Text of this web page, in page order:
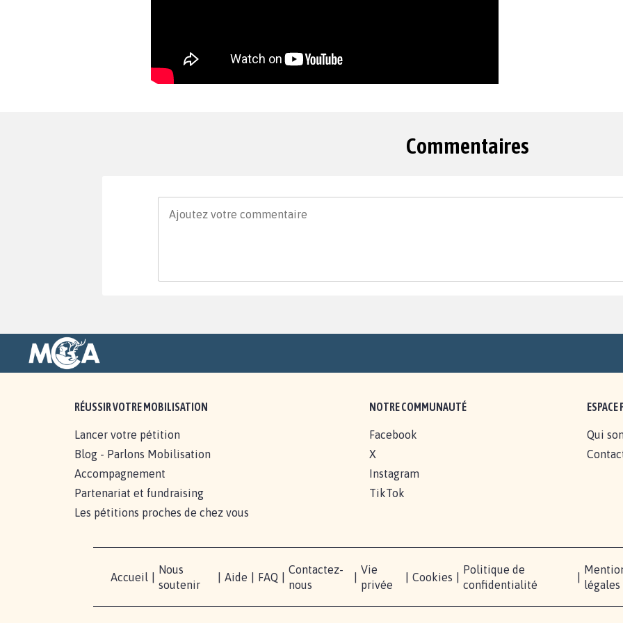
Commentaires
RÉUSSIR VOTRE MOBILISATION
Lancer votre pétition
Blog - Parlons Mobilisation
Accompagnement
Partenariat et fundraising
Les pétitions proches de chez vous
NOTRE COMMUNAUTÉ
Facebook
X
Instagram
TikTok
ESPACE
Qui
Accueil
Nous
soutenir
Aide FAQ
Contactez-
nous
Vie
privée
Cookies
Politique de
confidentialité
légales